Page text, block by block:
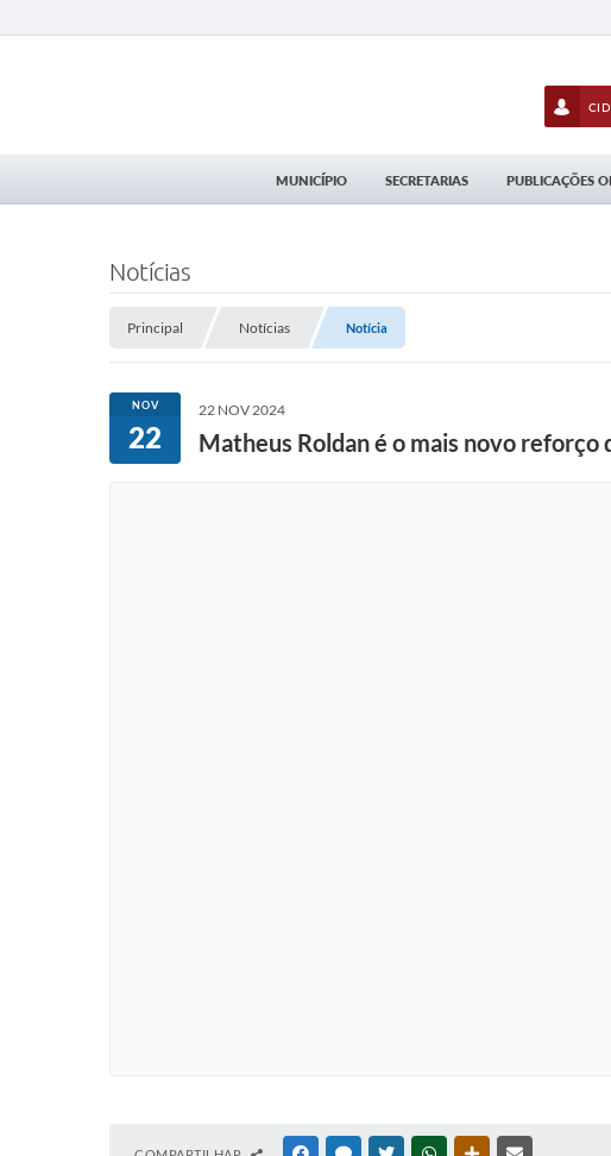
MUNICÍPIO SECRETARIAS PUBLICAÇÕES
Notícias
Principal Notícias Notícia
NOV
22
22 NOV 2024
Matheus Roldan é o mais novo